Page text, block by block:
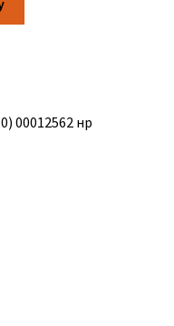
00012562 нр